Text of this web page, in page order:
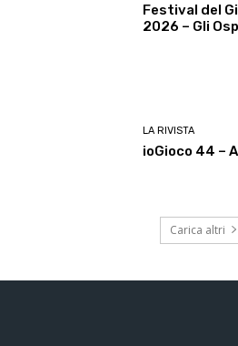
Festival del
2026 – Gli
LA RIVISTA
ioGioco 44 –
Carica altri